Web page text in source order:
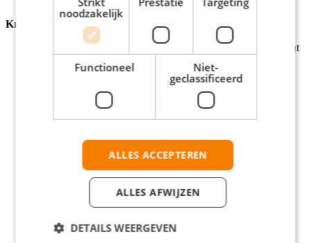
Krijgen
Je uurloon ligt tussen de €14,65 en €16,68 bruto per uur. Dat
van 40 uur, afhankelijk van kennis en ervaring.
Ieder jaar omhoog in salaris, 8% vakantiegeld, pensioen en
reiskostenvergoeding (bij een afstand vanaf 10 km of meer).
Een contract van 12 maanden met vaste uren en 29
vakantiedagen bij een fulltime baan.
Winkelmedewerker of Teamleider.
Een fulltime baan of bijbaan die voelt als een feestje met de
leukste verkopers van Nederland.
Elk jaar strijd je met je winkelteam om de eretitel ‘Beste
Coolblue-winkel van Nederland’.
Ongekend goede werksfeer. Met toffe teamuitjes, zoals
Mudmasters en epische winkel feestjes.
Korting op alle spullen die we verkopen.
noodzakelijk
Functioneel
Niet-
geclassificeerd
ALLES ACCEPTEREN
ALLES AFWIJZEN
DETAILS WEERGEVEN